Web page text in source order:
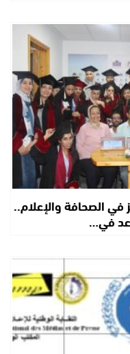
في الصحافة والإعلام..
في…